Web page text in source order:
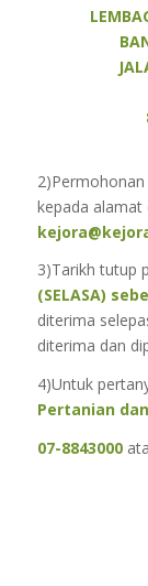
kepada alamat
3)Tarikh tutup
(SELASA)
diterima
diterima dan
4)Untuk
Pertanian
07-8843000